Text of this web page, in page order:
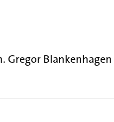
Gregor Blankenhagen